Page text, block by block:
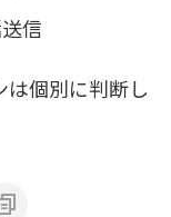
信
は個別に判断し